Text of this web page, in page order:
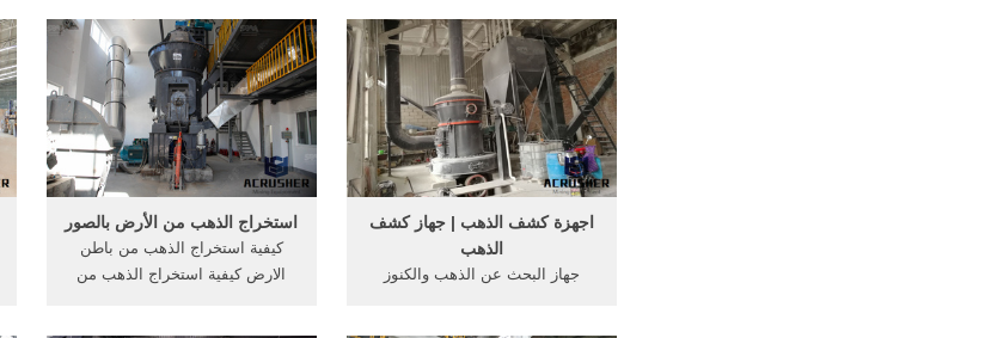
ذهبية أو بواسطة أجهزة تُساعد على
العثور عليه، أو بوجود بعض القطع
في ...
لكفاءتها في عمليّة الاستخلاص ...
استخراج الذهب من الأرض بالصور
كيفية استخراج الذهب من باطن
الارض كيفية استخراج الذهب من
اجهزة كشف الذهب | جهاز كشف
الذهب
جهاز البحث عن الذهب والكنوز